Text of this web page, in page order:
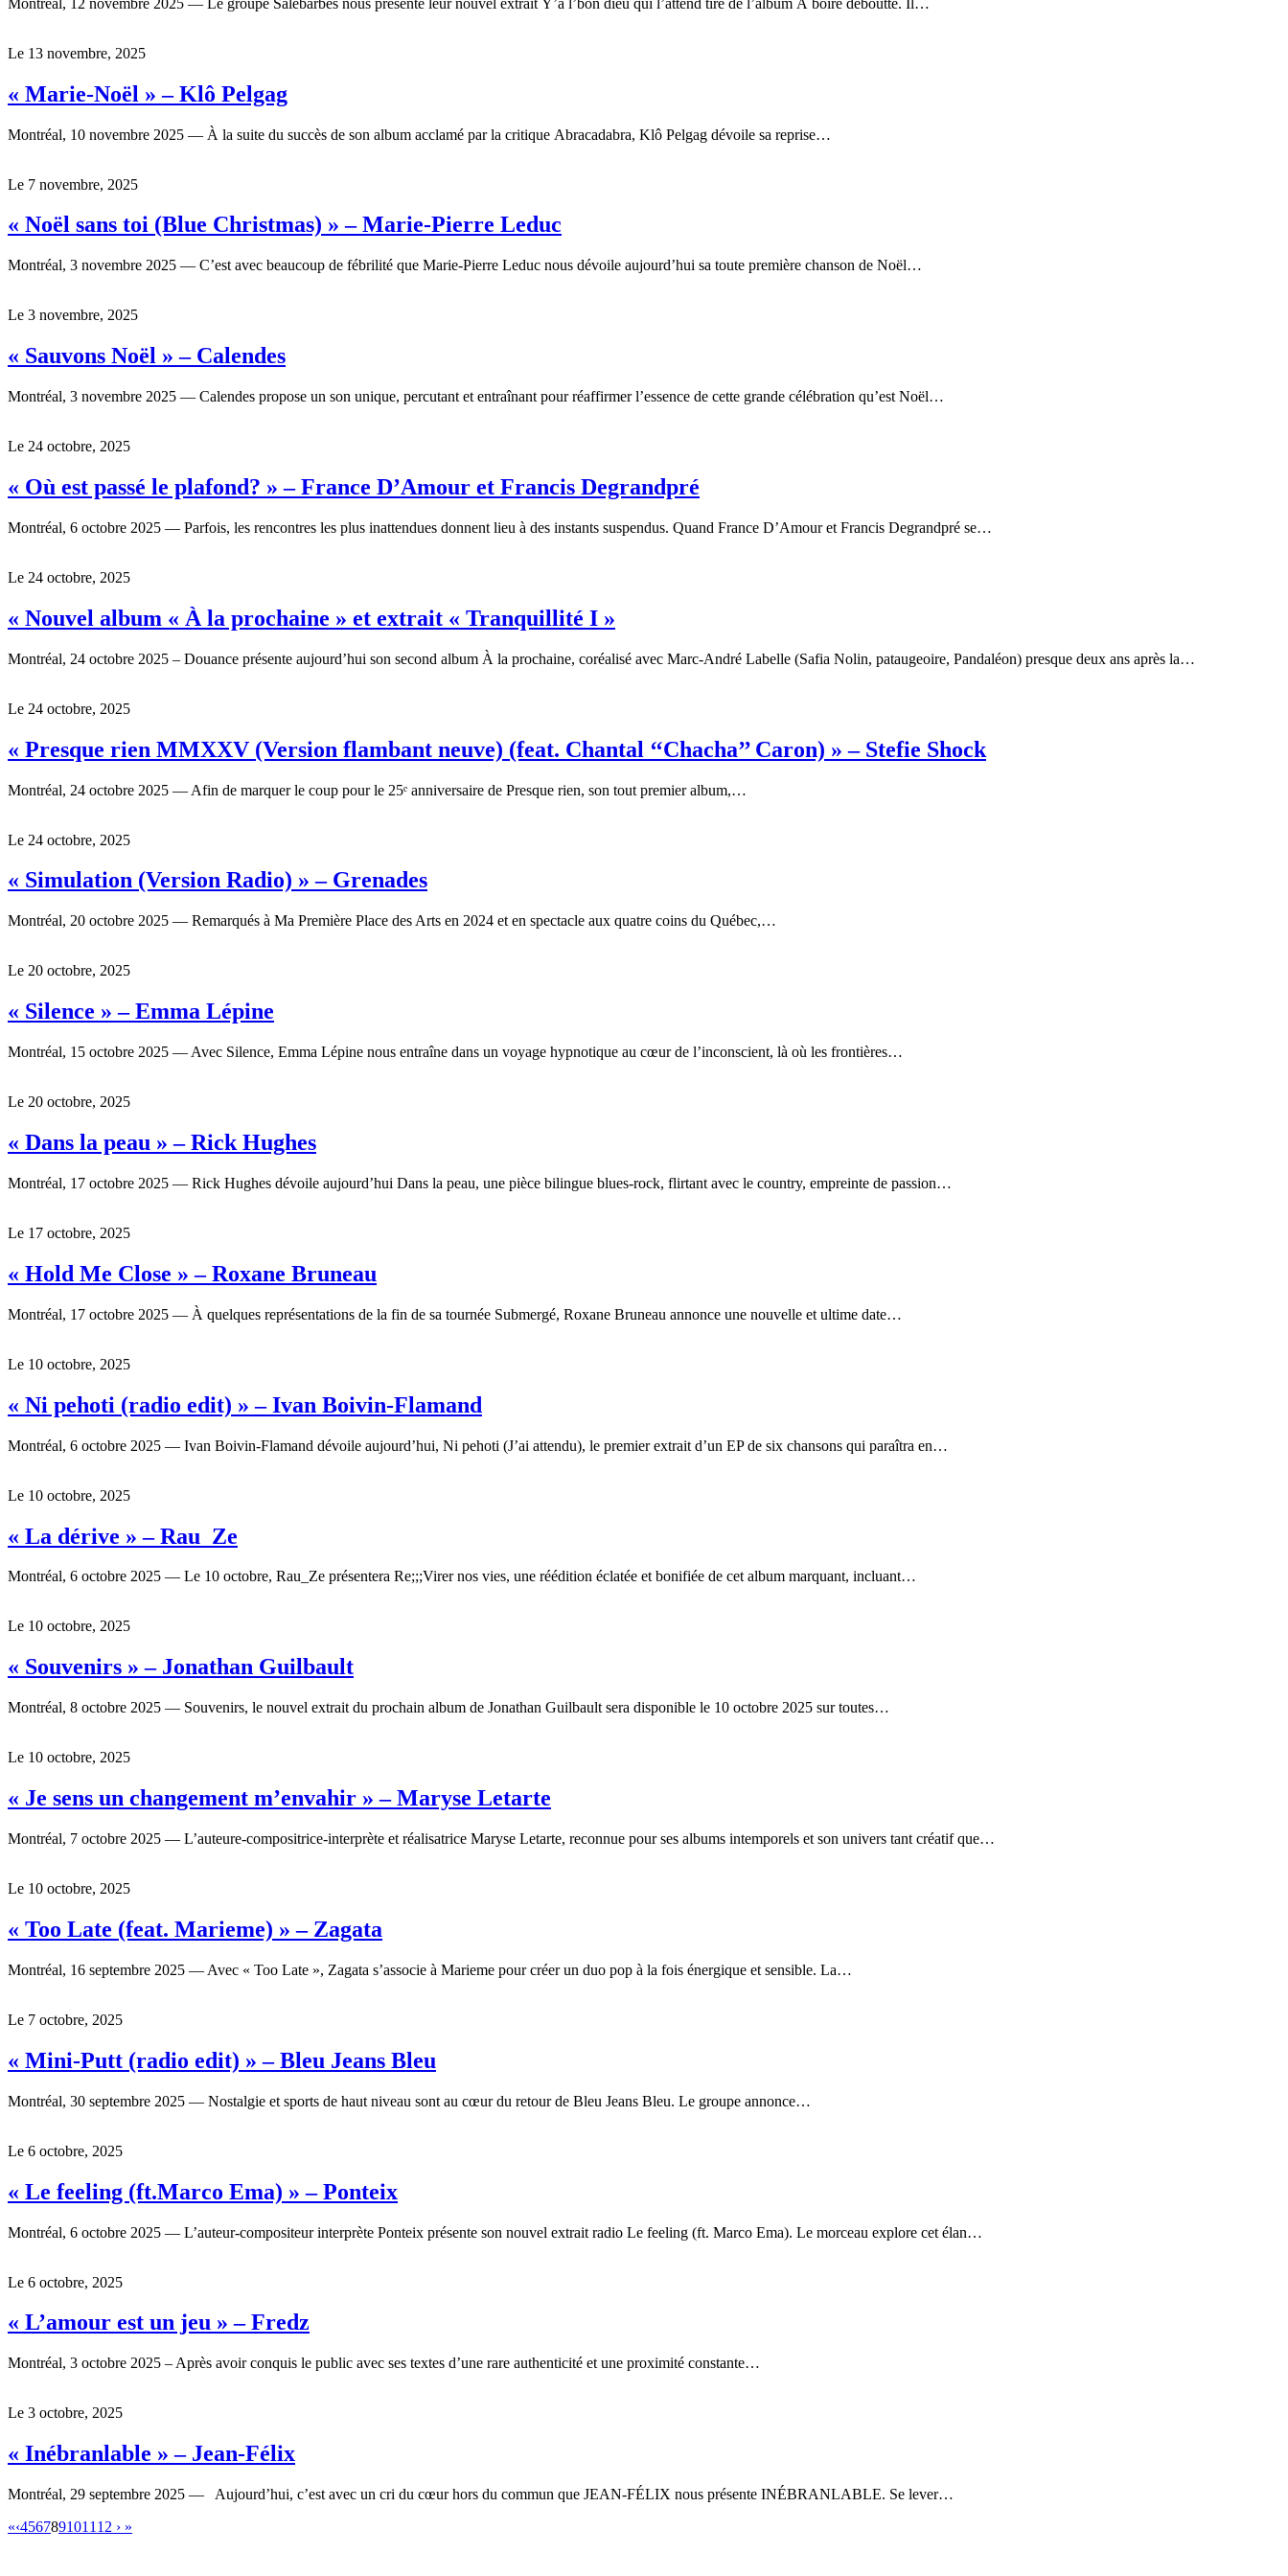
Le 13 novembre, 2025
« Marie-Noël » – Klô Pelgag
Montréal, 10 novembre 2025 — À la suite du succès de son album acclamé par la critique Abracadabra, Klô Pelgag dévoile sa reprise…
Le 7 novembre, 2025
« Noël sans toi (Blue Christmas) » – Marie-Pierre Leduc
Montréal, 3 novembre 2025 — C’est avec beaucoup de fébrilité que Marie-Pierre Leduc nous dévoile aujourd’hui sa toute première chanson de Noël…
Le 3 novembre, 2025
« Sauvons Noël » – Calendes
Montréal, 3 novembre 2025 — Calendes propose un son unique, percutant et entraînant pour réaffirmer l’essence de cette grande célébration qu’est Noël…
Le 24 octobre, 2025
« Où est passé le plafond? » – France D’Amour et Francis Degrandpré
Montréal, 6 octobre 2025 — Parfois, les rencontres les plus inattendues donnent lieu à des instants suspendus. Quand France D’Amour et Francis Degrandpré se…
Le 24 octobre, 2025
« Nouvel album « À la prochaine » et extrait « Tranquillité I »
Montréal, 24 octobre 2025 – Douance présente aujourd’hui son second album À la prochaine, coréalisé avec Marc-André Labelle (Safia Nolin, pataugeoire, Pandaléon) presque deux ans après la…
Le 24 octobre, 2025
« Presque rien MMXXV (Version flambant neuve) (feat. Chantal ‘‘Chacha’’ Caron) » – Stefie Shock
Montréal, 24 octobre 2025 — Afin de marquer le coup pour le 25ᵉ anniversaire de Presque rien, son tout premier album,…
Le 24 octobre, 2025
« Simulation (Version Radio) » – Grenades
Montréal, 20 octobre 2025 — Remarqués à Ma Première Place des Arts en 2024 et en spectacle aux quatre coins du Québec,…
Le 20 octobre, 2025
« Silence » – Emma Lépine
Montréal, 15 octobre 2025 — Avec Silence, Emma Lépine nous entraîne dans un voyage hypnotique au cœur de l’inconscient, là où les frontières…
Le 20 octobre, 2025
« Dans la peau » – Rick Hughes
Montréal, 17 octobre 2025 — Rick Hughes dévoile aujourd’hui Dans la peau, une pièce bilingue blues-rock, flirtant avec le country, empreinte de passion…
Le 17 octobre, 2025
« Hold Me Close » – Roxane Bruneau
Montréal, 17 octobre 2025 — À quelques représentations de la fin de sa tournée Submergé, Roxane Bruneau annonce une nouvelle et ultime date…
Le 10 octobre, 2025
« Ni pehoti (radio edit) » – Ivan Boivin-Flamand
Montréal, 6 octobre 2025 — Ivan Boivin-Flamand dévoile aujourd’hui, Ni pehoti (J’ai attendu), le premier extrait d’un EP de six chansons qui paraîtra en…
Le 10 octobre, 2025
« La dérive » – Rau_Ze
Montréal, 6 octobre 2025 — Le 10 octobre, Rau_Ze présentera Re;;;Virer nos vies, une réédition éclatée et bonifiée de cet album marquant, incluant…
Le 10 octobre, 2025
« Souvenirs » – Jonathan Guilbault
Montréal, 8 octobre 2025 — Souvenirs, le nouvel extrait du prochain album de Jonathan Guilbault sera disponible le 10 octobre 2025 sur toutes…
Le 10 octobre, 2025
« Je sens un changement m’envahir » – Maryse Letarte
Montréal, 7 octobre 2025 — L’auteure-compositrice-interprète et réalisatrice Maryse Letarte, reconnue pour ses albums intemporels et son univers tant créatif que…
Le 10 octobre, 2025
« Too Late (feat. Marieme) » – Zagata
Montréal, 16 septembre 2025 — Avec « Too Late », Zagata s’associe à Marieme pour créer un duo pop à la fois énergique et sensible. La…
Le 7 octobre, 2025
« Mini-Putt (radio edit) » – Bleu Jeans Bleu
Montréal, 30 septembre 2025 — Nostalgie et sports de haut niveau sont au cœur du retour de Bleu Jeans Bleu. Le groupe annonce…
Le 6 octobre, 2025
« Le feeling (ft.Marco Ema) » – Ponteix
Montréal, 6 octobre 2025 — L’auteur-compositeur interprète Ponteix présente son nouvel extrait radio Le feeling (ft. Marco Ema). Le morceau explore cet élan…
Le 6 octobre, 2025
« L’amour est un jeu » – Fredz
Montréal, 3 octobre 2025 – Après avoir conquis le public avec ses textes d’une rare authenticité et une proximité constante…
Le 3 octobre, 2025
« Inébranlable » – Jean-Félix
Montréal, 29 septembre 2025 — Aujourd’hui, c’est avec un cri du cœur hors du commun que JEAN-FÉLIX nous présente INÉBRANLABLE. Se lever…
«‹4567891011 12 › »